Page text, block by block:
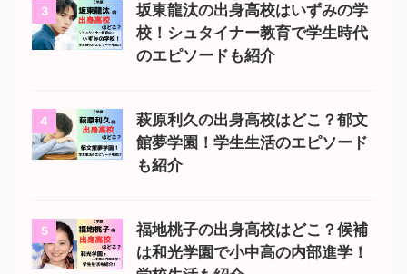
3
坂東龍汰の出身高校はいずみの学
校！シュタイナー教育で学生時代
のエピソードも紹介
4
萩原利久の出身高校はどこ？郁文
館夢学園！学生生活のエピソード
も紹介
5
福地桃子の出身高校はどこ？候補
は和光学園で小中高の内部進学！